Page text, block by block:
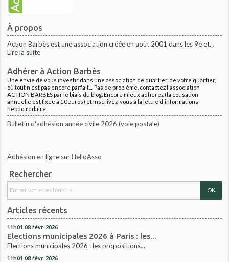
À propos
Action Barbès est une association créée en août 2001 dans les 9e et...
Lire la suite
Adhérer à Action Barbès
Une envie de vous investir dans une association de quartier, de votre quartier,
où tout n'est pas encore parfait.... Pas de problème, contactez l'association
ACTION BARBES par le biais du blog. Encore mieux adhérez (la cotisation
annuelle est fixée à 10euros) et inscrivez-vous à la lettre d'informations
hebdomadaire.
Bulletin d'adhésion année civile 2026 (voie postale)
Adhésion en ligne sur HelloAsso
Rechercher
Articles récents
11h01 08 févr. 2026
Elections municipales 2026 à Paris : les...
Elections municipales 2026 : les propositions...
11h01 08 févr. 2026